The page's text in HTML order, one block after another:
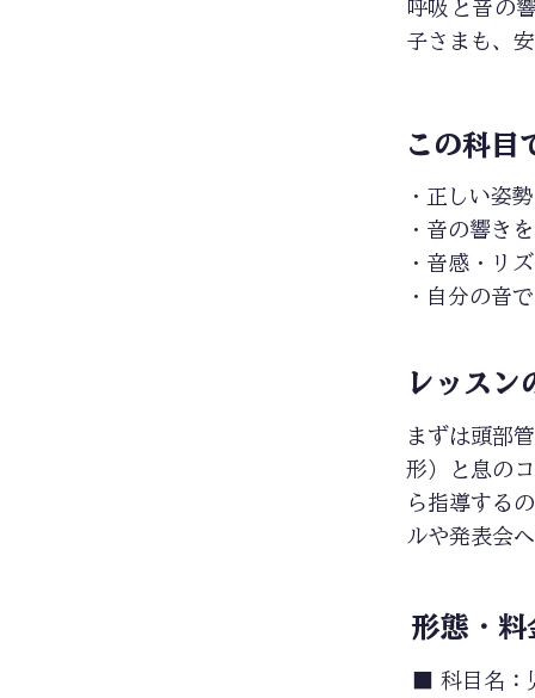
呼吸と音の
子さまも、
この科目
・正しい姿
・音の響き
・音感・リ
・自分の音
レッスン
まずは頭部
形）と息の
ら指導する
ルや発表会
形態・料
■ 科目名：